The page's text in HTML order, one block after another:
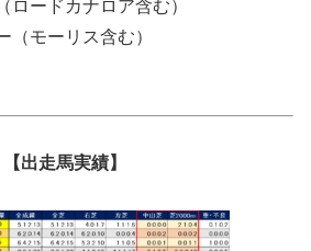
ロードカナロア含む）
（モーリス含む）
【出走馬実績】